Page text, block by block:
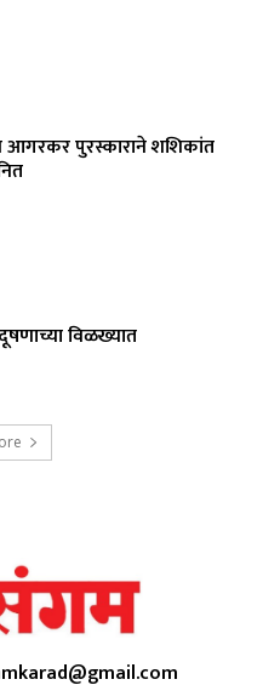
पुरस्काराने शशिकांत
विळख्यात